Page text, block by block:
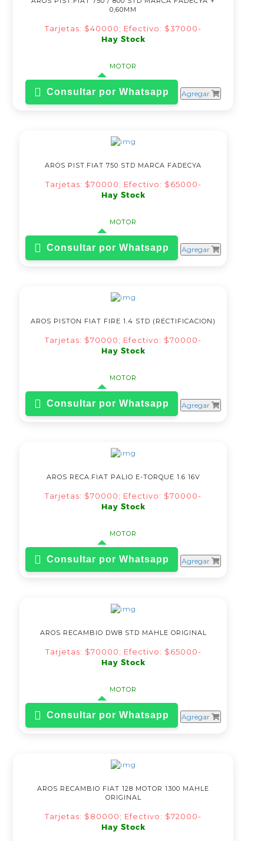
0,60MM
Tarjetas: $40000; Efectivo: $37000-
Hay Stock
MOTOR
Consultar por Whatsapp Agregar
AROS PIST.FIAT 750 STD MARCA FADECYA
Tarjetas: $70000; Efectivo: $65000-
Hay Stock
MOTOR
Consultar por Whatsapp Agregar
AROS PISTON FIAT FIRE 1.4 STD (RECTIFICACION)
Tarjetas: $70000; Efectivo: $70000-
Hay Stock
MOTOR
Consultar por Whatsapp Agregar
AROS RECA.FIAT PALIO E-TORQUE 1.6 16V
Tarjetas: $70000; Efectivo: $70000-
Hay Stock
MOTOR
Consultar por Whatsapp Agregar
AROS RECAMBIO DW8 STD MAHLE ORIGINAL
Tarjetas: $70000; Efectivo: $65000-
Hay Stock
MOTOR
Consultar por Whatsapp Agregar
AROS RECAMBIO FIAT 128 MOTOR 1300 MAHLE
ORIGINAL
Tarjetas: $80000; Efectivo: $72000-
Hay Stock